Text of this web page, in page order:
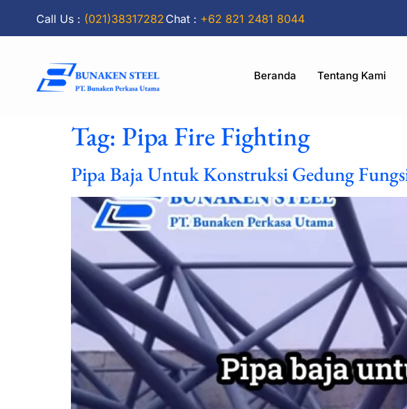
Call Us : (021)38317282 Chat : +62 821 2481 8044
Beranda Tentang Kami
Tag: Pipa Fire Fighting
Pipa Baja Untuk Konstruksi Gedung